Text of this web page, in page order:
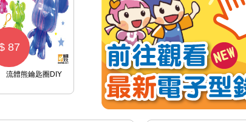
87
流體熊鑰匙圈DIY